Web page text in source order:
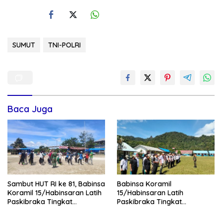
SUMUT TNI-POLRI
Baca Juga
Sambut HUT RI ke 81, Babinsa
Koramil 15/Habinsaran Latih
Paskibraka Tingkat
Babinsa Koramil
15/Habinsaran Latih
Paskibraka Tingkat